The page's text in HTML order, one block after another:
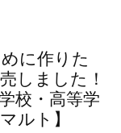
に作りた
しました！
校・高等学
ルト】